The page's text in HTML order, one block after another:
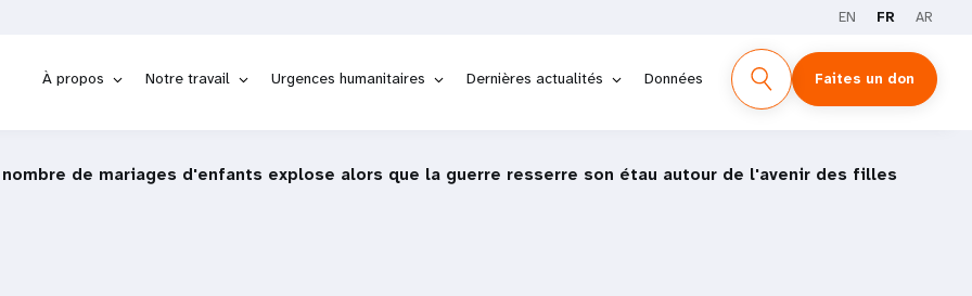
EN FR AR
À propos Notre travail Urgences humanitaires Dernières actualités Données Faites un don
nombre de mariages d'enfants explose alors que la guerre resserre son étau autour de l'avenir des filles